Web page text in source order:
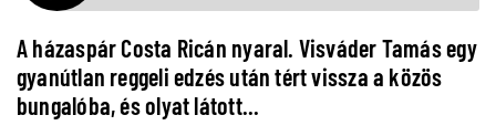
A házaspár Costa Ricán nyaral. Visváder Tamás egy
gyanútlan reggeli edzés után tért vissza a közös
bungalóba, és olyat látott...